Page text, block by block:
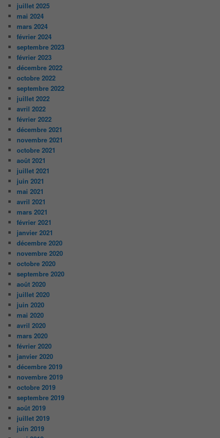
juillet 2025
mai 2024
mars 2024
février 2024
septembre 2023
février 2023
décembre 2022
octobre 2022
septembre 2022
juillet 2022
avril 2022
février 2022
décembre 2021
novembre 2021
octobre 2021
août 2021
juillet 2021
juin 2021
mai 2021
avril 2021
mars 2021
février 2021
janvier 2021
décembre 2020
novembre 2020
octobre 2020
septembre 2020
août 2020
juillet 2020
juin 2020
mai 2020
avril 2020
mars 2020
février 2020
janvier 2020
décembre 2019
novembre 2019
octobre 2019
septembre 2019
août 2019
juillet 2019
juin 2019